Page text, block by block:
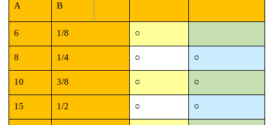
A B
6 1/8 ○
8 1/4 ○ ○
10 3/8 ○ ○
15 1/2 ○ ○